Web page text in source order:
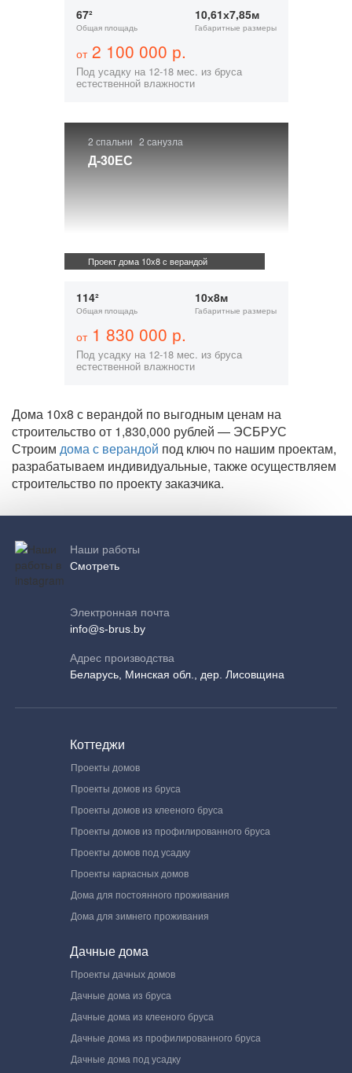
67²
Общая площадь
10,61х7,85м
Габаритные размеры
от2 100 000 р.
Под усадку на 12-18 мес. из бруса
естественной влажности
2 спальни 2 санузла
Д-30ЕС
Проект дома 10х8 с верандой
114²
Общая площадь
10х8м
Габаритные размеры
от1 830 000 р.
Под усадку на 12-18 мес. из бруса
естественной влажности
Дома 10х8 с верандой по выгодным ценам на
строительство от 1,830,000 рублей — ЭСБРУС
Строим дома с верандой под ключ по нашим проектам,
разрабатываем индивидуальные, также осуществляем
строительство по проекту заказчика.
Наши работы
Смотреть
Электронная почта
info@s-brus.by
Адрес производства
Беларусь, Минская обл., дер. Лисовщина
Коттеджи
Проекты домов
Проекты домов из бруса
Проекты домов из клееного бруса
Проекты домов из профилированного бруса
Проекты домов под усадку
Проекты каркасных домов
Дома для постоянного проживания
Дома для зимнего проживания
Дачные дома
Проекты дачных домов
Дачные дома из бруса
Дачные дома из клееного бруса
Дачные дома из профилированного бруса
Дачные дома под усадку